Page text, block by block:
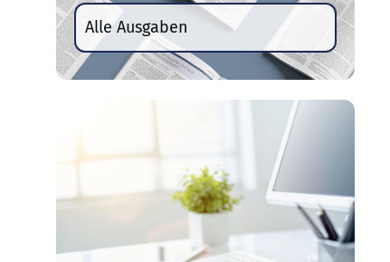
Alle Ausgaben